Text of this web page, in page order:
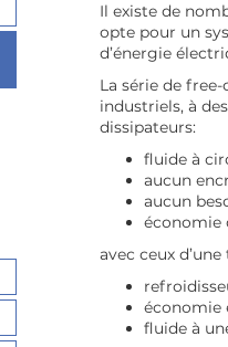
Il existe de
opte pour un
d’énergie
La série de
industriels, à
dissipateurs:
fluide à
aucun
aucun
économie
avec ceux
économie
fluide à